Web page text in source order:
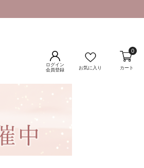
ログイン
会員登録
お気に入り カート
0